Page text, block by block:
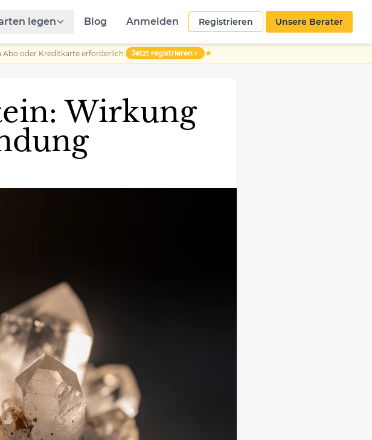
legen Blog Anmelden Registrieren Unsere Berater
Abo oder Kreditkarte erforderlich. Jetzt registrieren
Wirkung